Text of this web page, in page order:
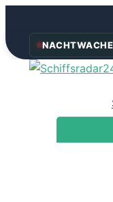
Zum
Inhalt
springen
NACHTWACHE